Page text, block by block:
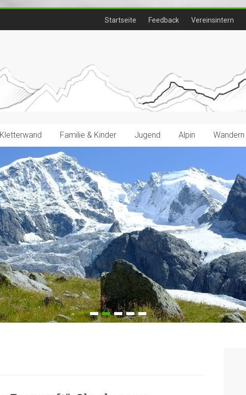
Startseite Feedback Vereinsintern
Kletterwand Familie & Kinder Jugend Alpin Wandern